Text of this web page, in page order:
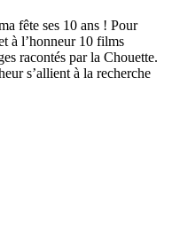
fête ses 10 ans ! Pour
à l’honneur 10 films
racontés par la Chouette.
s’allient à la recherche